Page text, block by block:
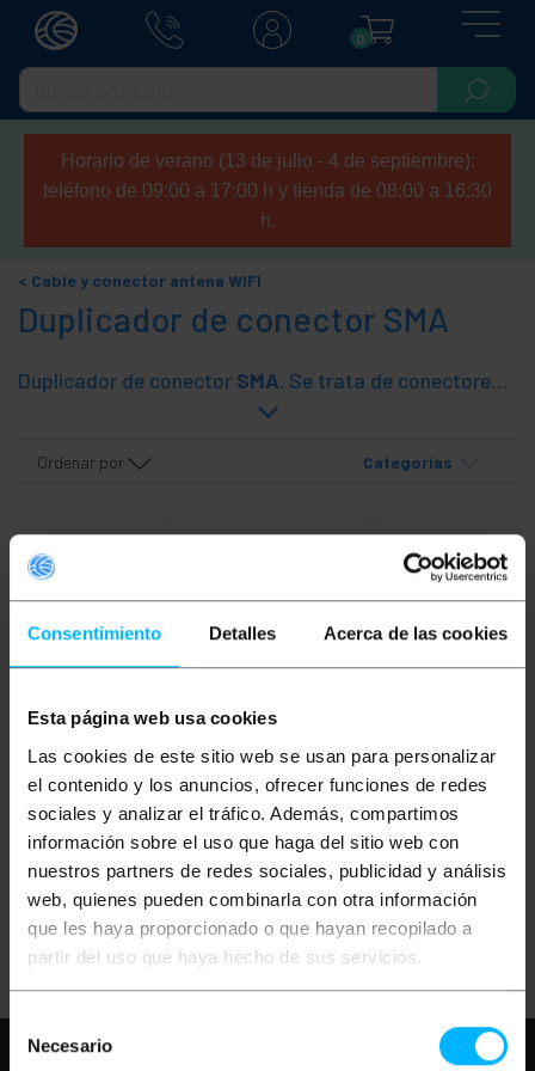
Consentimiento Detalles Acerca de las cookies
Esta página web usa cookies
Las cookies de este sitio web se usan para personalizar
el contenido y los anuncios, ofrecer funciones de redes
sociales y analizar el tráfico. Además, compartimos
información sobre el uso que haga del sitio web con
nuestros partners de redes sociales, publicidad y análisis
web, quienes pueden combinarla con otra información
que les haya proporcionado o que hayan recopilado a
partir del uso que haya hecho de sus servicios.
Selección
Necesario
0
Horario de verano (13 de julio - 4 de septiembre):
teléfono de 09:00 a 17:00 h y tienda de 08:00 a 16:30
h.
Cable y conector antena WIFI
Duplicador de conector SMA
Duplicador de conector SMA. Se trata de conectores en forma de
Ordenar por Categorías
OUTLET85%
BEMATIK
T-Conector
rSMA (1 x rSMA-Hembra
/ 2 x rSMA-Hembra)
PVP
2,66
0,40€
0,40€ IVA inc.
PVD
2,33
0,35€
Entrega inmediata REF: WG087
Cantidad
Necesita ayuda?